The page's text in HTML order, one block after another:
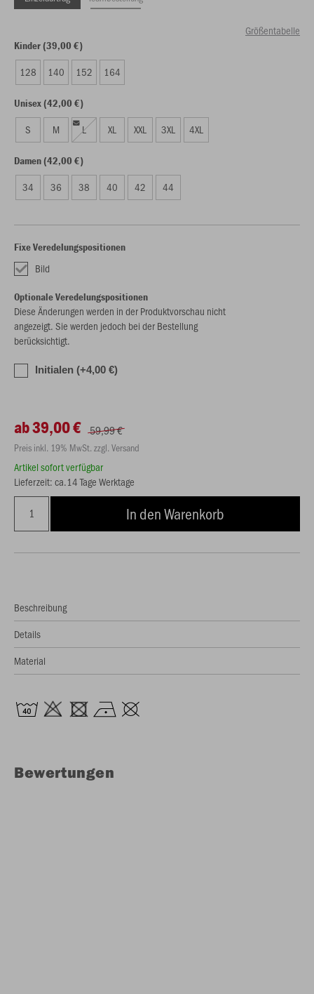
Größentabelle
Kinder (39,00 €)
128 140 152 164
Unisex (42,00 €)
S M L XL XXL 3XL 4XL
Damen (42,00 €)
34 36 38 40 42 44
Fixe Veredelungspositionen
Bild
Optionale Veredelungspositionen
Diese Änderungen werden in der Produktvorschau nicht
angezeigt. Sie werden jedoch bei der Bestellung
berücksichtigt.
Initialen (+4,00 €)
ab 39,00 € 59,99 €
Preis inkl. 19% MwSt. zzgl. Versand
Artikel sofort verfügbar
Lieferzeit: ca.14 Tage Werktage
In den Warenkorb
Beschreibung
Details
Material
Bewertungen